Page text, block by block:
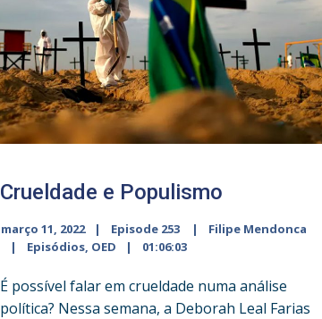
Crueldade e Populismo
março 11, 2022 Episode 253
Filipe Mendonca
Episódios, OED 01:06:03
É possível falar em crueldade numa análise
política? Nessa semana, a Deborah Leal Farias